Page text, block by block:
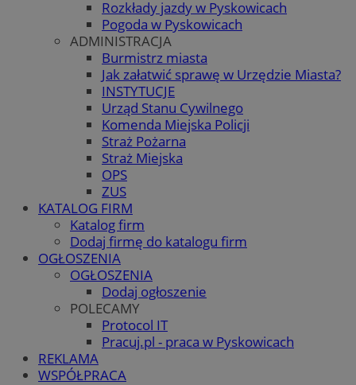
Rozkłady jazdy w Pyskowicach
Pogoda w Pyskowicach
ADMINISTRACJA
Burmistrz miasta
Jak załatwić sprawę w Urzędzie Miasta?
INSTYTUCJE
Urząd Stanu Cywilnego
Komenda Miejska Policji
Straż Pożarna
Straż Miejska
OPS
ZUS
KATALOG FIRM
Katalog firm
Dodaj firmę do katalogu firm
OGŁOSZENIA
OGŁOSZENIA
Dodaj ogłoszenie
POLECAMY
Protocol IT
Pracuj.pl - praca w Pyskowicach
REKLAMA
WSPÓŁPRACA